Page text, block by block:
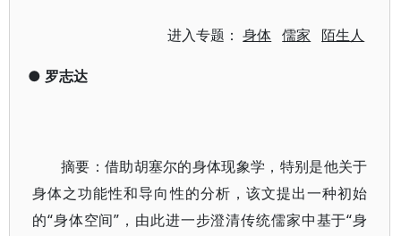
进入专题：身体 儒家 陌生人
● 罗志达
摘要：借助胡塞尔的身体现象学，特别是他关于
身体之功能性和导向性的分析，该文提出一种初始
的“身体空间”，由此进一步澄清传统儒家中基于“身